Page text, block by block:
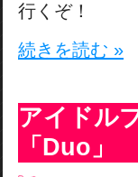
行くぞ！
続きを読む »
アイドル
「Duo」